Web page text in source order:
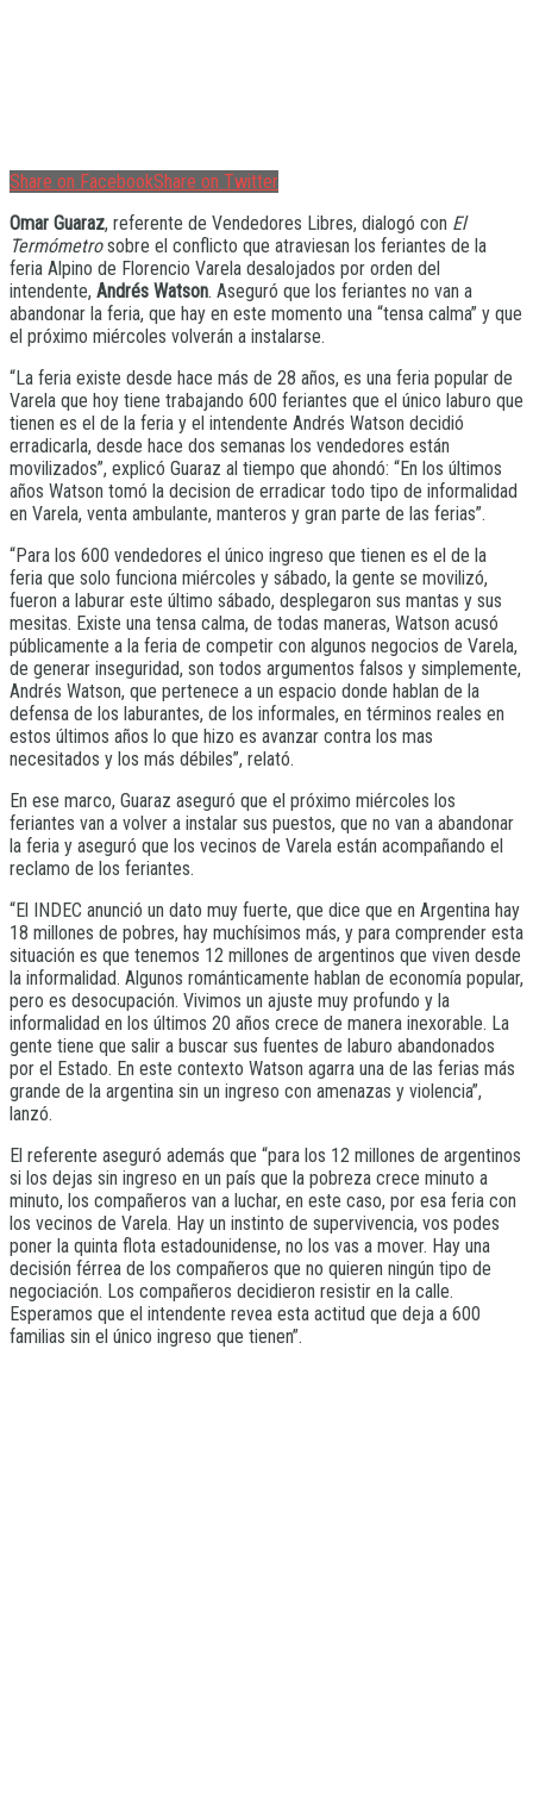
Share on FacebookShare on Twitter
Omar Guaraz, referente de Vendedores Libres, dialogó con El
Termómetrosobre el conflicto que atraviesan los feriantes de la
feria Alpino de Florencio Varela desalojados por orden del
intendente, Andrés Watson. Aseguró que los feriantes no van a
abandonar la feria, que hay en este momento una “tensa calma” y que
el próximo miércoles volverán a instalarse.
“La feria existe desde hace más de 28 años, es una feria popular de
Varela que hoy tiene trabajando 600 feriantes que el único laburo que
tienen es el de la feria y el intendente Andrés Watson decidió
erradicarla, desde hace dos semanas los vendedores están
movilizados”, explicó Guaraz al tiempo que ahondó: “En los últimos
años Watson tomó la decision de erradicar todo tipo de informalidad
en Varela, venta ambulante, manteros y gran parte de las ferias”.
“Para los 600 vendedores el único ingreso que tienen es el de la
feria que solo funciona miércoles y sábado, la gente se movilizó,
fueron a laburar este último sábado, desplegaron sus mantas y sus
mesitas. Existe una tensa calma, de todas maneras, Watson acusó
públicamente a la feria de competir con algunos negocios de Varela,
de generar inseguridad, son todos argumentos falsos y simplemente,
Andrés Watson, que pertenece a un espacio donde hablan de la
defensa de los laburantes, de los informales, en términos reales en
estos últimos años lo que hizo es avanzar contra los mas
necesitados y los más débiles”, relató.
En ese marco, Guaraz aseguró que el próximo miércoles los
feriantes van a volver a instalar sus puestos, que no van a abandonar
la feria y aseguró que los vecinos de Varela están acompañando el
reclamo de los feriantes.
“El INDEC anunció un dato muy fuerte, que dice que en Argentina hay
18 millones de pobres, hay muchísimos más, y para comprender esta
situación es que tenemos 12 millones de argentinos que viven desde
la informalidad. Algunos románticamente hablan de economía popular,
pero es desocupación. Vivimos un ajuste muy profundo y la
informalidad en los últimos 20 años crece de manera inexorable. La
gente tiene que salir a buscar sus fuentes de laburo abandonados
por el Estado. En este contexto Watson agarra una de las ferias más
grande de la argentina sin un ingreso con amenazas y violencia”,
lanzó.
El referente aseguró además que “para los 12 millones de argentinos
si los dejas sin ingreso en un país que la pobreza crece minuto a
minuto, los compañeros van a luchar, en este caso, por esa feria con
los vecinos de Varela. Hay un instinto de supervivencia, vos podes
poner la quinta flota estadounidense, no los vas a mover. Hay una
decisión férrea de los compañeros que no quieren ningún tipo de
negociación. Los compañeros decidieron resistir en la calle.
Esperamos que el intendente revea esta actitud que deja a 600
familias sin el único ingreso que tienen”.